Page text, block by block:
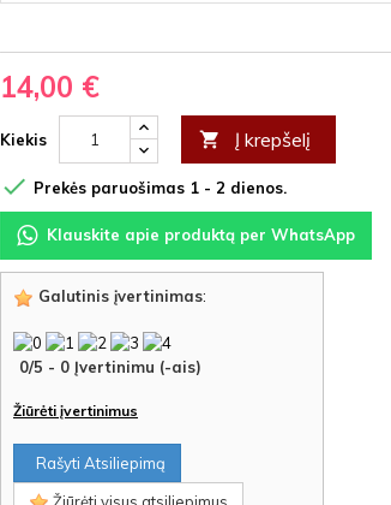
14,00 €
Kiekis  Į krepšelį
 Prekės paruošimas 1 - 2 dienos.
Klauskite apie produktą per WhatsApp
Galutinis įvertinimas:
0/5 - 0 Įvertinimu (-ais)
Žiūrėti įvertinimus
Rašyti Atsiliepimą